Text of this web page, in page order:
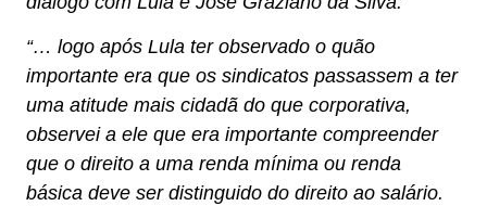
“… logo após Lula ter observado o quão
importante era que os sindicatos passassem a ter
uma atitude mais cidadã do que corporativa,
observei a ele que era importante compreender
que o direito a uma renda mínima ou renda
básica deve ser distinguido do direito ao salário.